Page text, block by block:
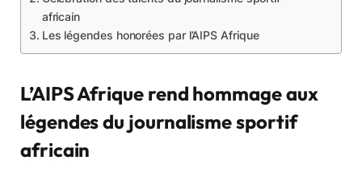
africain
Les légendes honorées par l’AIPS Afrique
L’AIPS Afrique rend hommage aux
légendes du journalisme sportif
africain